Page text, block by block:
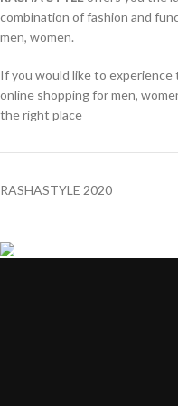
combination of fashion and
men, women.
If you would like to
online shopping for men,
the right place
RASHASTYLE 2020